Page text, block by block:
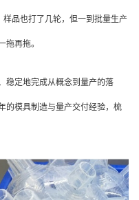
品也打了几轮，但一到批量生产
再拖。
稳定地完成从概念到量产的落
的模具制造与量产交付经验，梳